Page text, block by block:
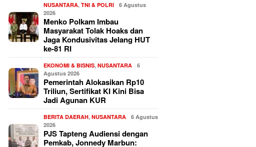
NUSANTARA,TNI & POLRI
6 Agustus
2026
Menko Polkam Imbau
Masyarakat Tolak Hoaks dan
Jaga Kondusivitas Jelang HUT
ke-81 RI
EKONOMI & BISNIS,NUSANTARA
6
Agustus 2026
Pemerintah Alokasikan Rp10
Triliun, Sertifikat KI Kini Bisa
Jadi Agunan KUR
BERITA DAERAH,NUSANTARA
6 Agustus
2026
PJS Tapteng Audiensi dengan
Pemkab, Jonnedy Marbun: